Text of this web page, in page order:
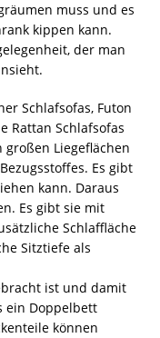
muss und es
kippen kann.
der man
Schlafsofas, Futon
Rattan Schlafsofas
Liegeflächen
Es gibt
kann. Daraus
Es gibt sie mit
Schlaffläche
Sitztiefe als
ist und damit
ein Doppelbett
können